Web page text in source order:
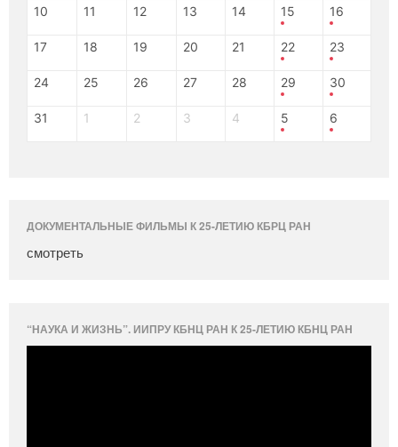
10 11 12 13 14 15 16
17 18 19 20 21 22 23
24 25 26 27 28 29 30
31 1 2 3 4 5 6
ДОКУМЕНТАЛЬНЫЕ ФИЛЬМЫ К 25-ЛЕТИЮ КБРЦ РАН
смотреть
“НАУКА И ЖИЗНЬ”. ИИПРУ КБНЦ РАН К 25-ЛЕТИЮ КБНЦ РАН